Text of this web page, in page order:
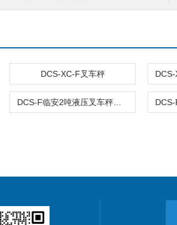
DCS-XC-F叉车秤